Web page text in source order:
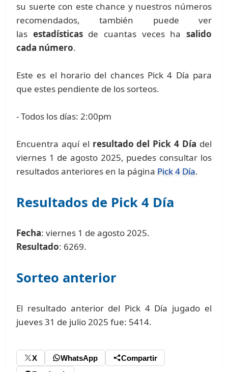
su suerte con este chance y nuestros números
recomendados, también puede ver
las estadísticasde cuantas veces ha salido
cada número.
Este es el horario del chances Pick 4 Día para
que estes pendiente de los sorteos.
- Todos los días: 2:00pm
Encuentra aquí el resultado del Pick 4 Día del
viernes 1 de agosto 2025, puedes consultar los
resultados anteriores en la página Pick 4 Día.
Resultados de Pick 4 Día
Fecha: viernes 1 de agosto 2025.
Resultado: 6269.
Sorteo anterior
El resultado anterior del Pick 4 Día jugado el
jueves 31 de julio 2025 fue: 5414.
X WhatsApp
Compartir